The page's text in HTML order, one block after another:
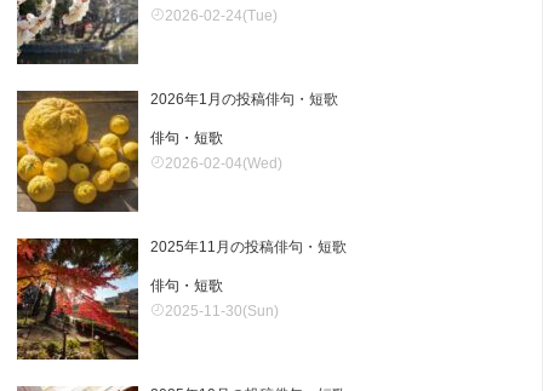
2026-02-24(Tue)
2026年1月の投稿俳句・短歌
俳句・短歌
2026-02-04(Wed)
2025年11月の投稿俳句・短歌
俳句・短歌
2025-11-30(Sun)